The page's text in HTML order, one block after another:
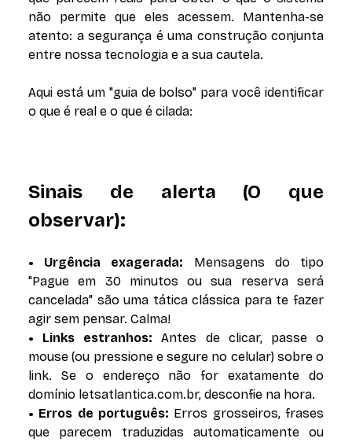
não permite que eles acessem. Mantenha-se
atento: a segurança é uma construção conjunta
entre nossa tecnologia e a sua cautela.
Aqui está um "guia de bolso" para você identificar
o que é real e o que é cilada:
Sinais de alerta (O que
observar):
• Urgência exagerada: Mensagens do tipo
"Pague em 30 minutos ou sua reserva será
cancelada" são uma tática clássica para te fazer
agir sem pensar. Calma!
• Links estranhos: Antes de clicar, passe o
mouse (ou pressione e segure no celular) sobre o
link. Se o endereço não for exatamente do
domínio letsatlantica.com.br, desconfie na hora.
• Erros de português: Erros grosseiros, frases
que parecem traduzidas automaticamente ou